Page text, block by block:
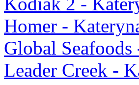
Homer -
Global Seafoods
Leader Creek -